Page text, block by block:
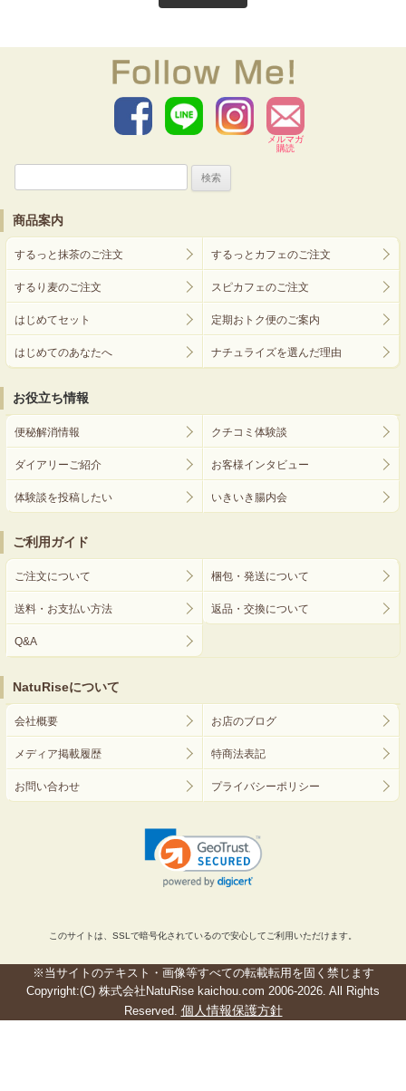
メルマガ
購読
商品案内
するっと抹茶のご注文 するっとカフェのご注文
するり麦のご注文 スピカフェのご注文
はじめてセット 定期おトク便のご案内
はじめてのあなたへ ナチュライズを選んだ理由
お役立ち情報
便秘解消情報 クチコミ体験談
ダイアリーご紹介 お客様インタビュー
体験談を投稿したい いきいき腸内会
ご利用ガイド
ご注文について 梱包・発送について
送料・お支払い方法 返品・交換について
Q&A
NatuRiseについて
会社概要 お店のブログ
メディア掲載履歴 特商法表記
お問い合わせ プライバシーポリシー
このサイトは、SSLで暗号化されているので安心してご利用いただけます。
※当サイトのテキスト・画像等すべての転載転用を固く禁じます
Copyright:(C) 株式会社NatuRise kaichou.com 2006-2026. All Rights
Reserved. 個人情報保護方針